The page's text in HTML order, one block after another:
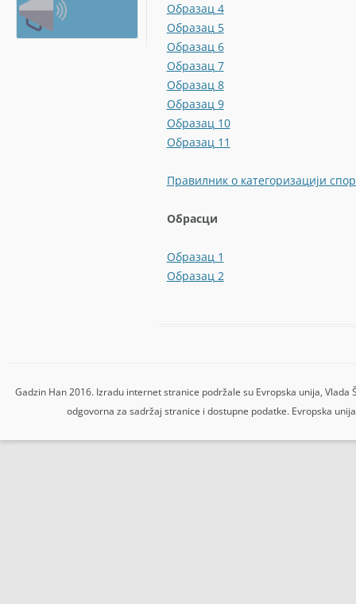
Образац 4
Образац 5
Образац 6
Образац 7
Образац 8
Образац 9
Образац 10
Образац 11
Правилник о категоризацији
Обрасци
Образац 1
Образац 2
Gadzin Han 2016. Izradu internet stranice podržale su Evropska unija, Vlada
odgovorna za sadržaj stranice i dostupne podatke. Evropska